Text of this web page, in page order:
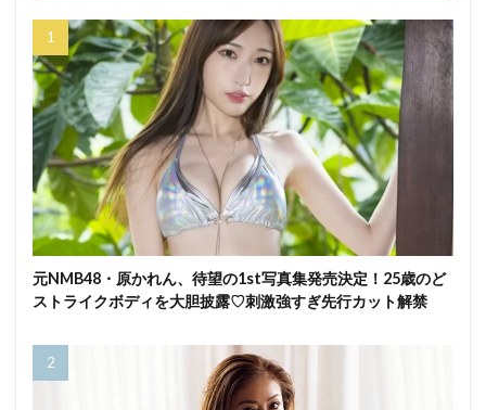
元NMB48・原かれん、待望の1st写真集発売決定！25歳のど
ストライクボディを大胆披露♡刺激強すぎ先行カット解禁